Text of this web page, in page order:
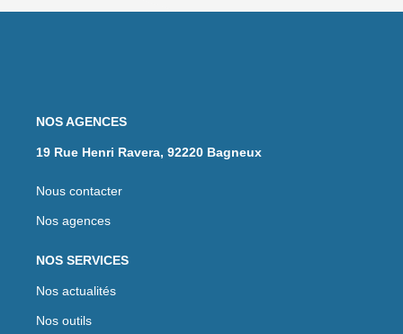
NOS AGENCES
19 Rue Henri Ravera, 92220 Bagneux
Nous contacter
Nos agences
NOS SERVICES
Nos actualités
Nos outils